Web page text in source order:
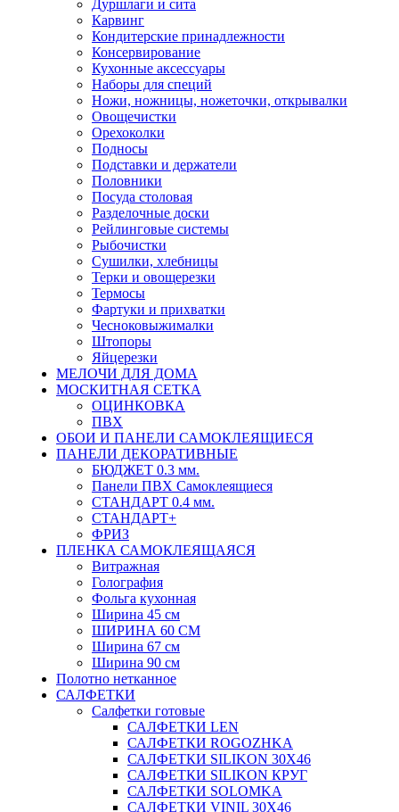
Дуршлаги и сита
Карвинг
Кондитерские принадлежности
Консервирование
Кухонные аксессуары
Наборы для специй
Ножи, ножницы, ножеточки, открывалки
Овощечистки
Орехоколки
Подносы
Подставки и держатели
Половники
Посуда столовая
Разделочные доски
Рейлинговые системы
Рыбочистки
Сушилки, хлебницы
Терки и овощерезки
Термосы
Фартуки и прихватки
Чесноковыжималки
Штопоры
Яйцерезки
МЕЛОЧИ ДЛЯ ДОМА
МОСКИТНАЯ СЕТКА
ОЦИНКОВКА
ПВХ
ОБОИ И ПАНЕЛИ САМОКЛЕЯЩИЕСЯ
ПАНЕЛИ ДЕКОРАТИВНЫЕ
БЮДЖЕТ 0.3 мм.
Панели ПВХ Самоклеящиеся
СТАНДАРТ 0.4 мм.
СТАНДАРТ+
ФРИЗ
ПЛЕНКА САМОКЛЕЯЩАЯСЯ
Витражная
Голография
Фольга кухонная
Ширина 45 см
ШИРИНА 60 СМ
Ширина 67 см
Ширина 90 см
Полотно нетканное
САЛФЕТКИ
Салфетки готовые
САЛФЕТКИ LEN
САЛФЕТКИ ROGOZHKA
САЛФЕТКИ SILIKON 30Х46
САЛФЕТКИ SILIKON КРУГ
САЛФЕТКИ SOLOMKA
САЛФЕТКИ VINIL 30Х46